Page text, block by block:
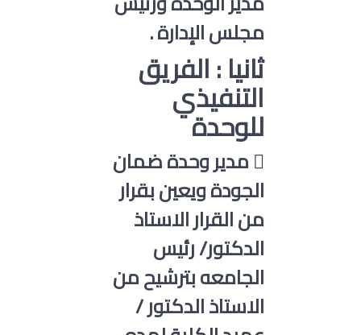
مجلس الإدارة .
ثانيا : الفريق
التنفيذي
للوحدة
 مدير وحدة ضمان
الجودة ويعين بقرار
من القرار الاستاذ
الدكتور/ رئيس
الجامعه بترشيح من
الاستاذ الدكتور /